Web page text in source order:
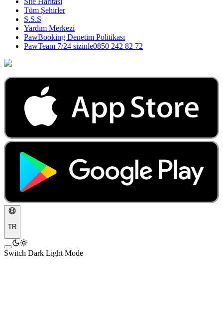
Tüm Şehirler
S.S.S
Yardım Merkezi
PawBooking Denetim Politikası
PawTeam 7/24 sizinle0850 242 82 72
TR
Switch Dark Light Mode